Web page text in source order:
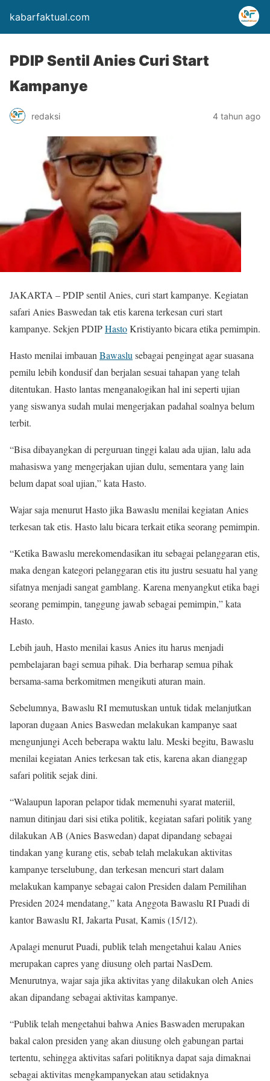
kabarfaktual.com
PDIP Sentil Anies Curi Start
Kampanye
redaksi 4 tahun ago
JAKARTA – PDIP sentil Anies, curi start kampanye. Kegiatan
safari Anies Baswedan tak etis karena terkesan curi start
kampanye. Sekjen PDIPHastoKristiyanto bicara etika pemimpin.
Hasto menilai imbauan Bawaslu sebagai pengingat agar suasana
pemilu lebih kondusif dan berjalan sesuai tahapan yang telah
ditentukan. Hasto lantas menganalogikan hal ini seperti ujian
yang siswanya sudah mulai mengerjakan padahal soalnya belum
terbit.
“Bisa dibayangkan di perguruan tinggi kalau ada ujian, lalu ada
mahasiswa yang mengerjakan ujian dulu, sementara yang lain
belum dapat soal ujian,” kata Hasto.
Wajar saja menurut Hasto jika Bawaslu menilai kegiatan Anies
terkesan tak etis. Hasto lalu bicara terkait etika seorang pemimpin.
“Ketika Bawaslu merekomendasikan itu sebagai pelanggaran etis,
maka dengan kategori pelanggaran etis itu justru sesuatu hal yang
sifatnya menjadi sangat gamblang. Karena menyangkut etika bagi
seorang pemimpin, tanggung jawab sebagai pemimpin,” kata
Hasto.
Lebih jauh, Hasto menilai kasus Anies itu harus menjadi
pembelajaran bagi semua pihak. Dia berharap semua pihak
bersama-sama berkomitmen mengikuti aturan main.
Sebelumnya, Bawaslu RI memutuskan untuk tidak melanjutkan
laporan dugaan Anies Baswedan melakukan kampanye saat
mengunjungi Aceh beberapa waktu lalu. Meski begitu, Bawaslu
menilai kegiatan Anies terkesan tak etis, karena akan dianggap
safari politik sejak dini.
“Walaupun laporan pelapor tidak memenuhi syarat materiil,
namun ditinjau dari sisi etika politik, kegiatan safari politik yang
dilakukan AB (Anies Baswedan) dapat dipandang sebagai
tindakan yang kurang etis, sebab telah melakukan aktivitas
kampanye terselubung, dan terkesan mencuri start dalam
melakukan kampanye sebagai calon Presiden dalam Pemilihan
Presiden 2024 mendatang,” kata Anggota Bawaslu RI Puadi di
kantor Bawaslu RI, Jakarta Pusat, Kamis (15/12).
Apalagi menurut Puadi, publik telah mengetahui kalau Anies
merupakan capres yang diusung oleh partai NasDem.
Menurutnya, wajar saja jika aktivitas yang dilakukan oleh Anies
akan dipandang sebagai aktivitas kampanye.
“Publik telah mengetahui bahwa Anies Baswaden merupakan
bakal calon presiden yang akan diusung oleh gabungan partai
tertentu, sehingga aktivitas safari politiknya dapat saja dimaknai
sebagai aktivitas mengkampanyekan atau setidaknya